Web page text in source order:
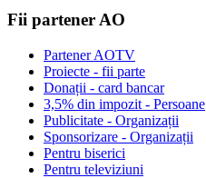
Fii partener AO
Partener AOTV
Proiecte - fii parte
Donații - card bancar
3,5% din impozit - Persoane
Publicitate - Organizații
Sponsorizare - Organizații
Pentru biserici
Pentru televiziuni